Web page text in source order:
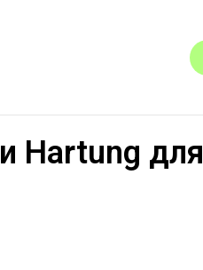
Hartung для